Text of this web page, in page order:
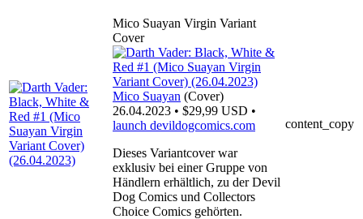
Mico Suayan Virgin Variant
Cover
Mico Suayan (Cover)
26.04.2023 • $29,99 USD •
launch devildogcomics.com
Dieses Variantcover war
exklusiv bei einer Gruppe von
Händlern erhältlich, zu der Devil
Dog Comics und Collectors
Choice Comics gehörten.
content_copy